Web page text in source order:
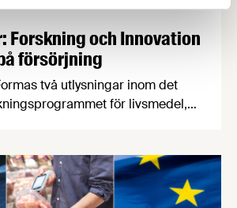
Forskning och Innovation
försörjning
två utlysningar inom det
för livsmedel,
livsmedelsförsörjning", och
bana väg för innovationer som
livsmedelsförsörjning.